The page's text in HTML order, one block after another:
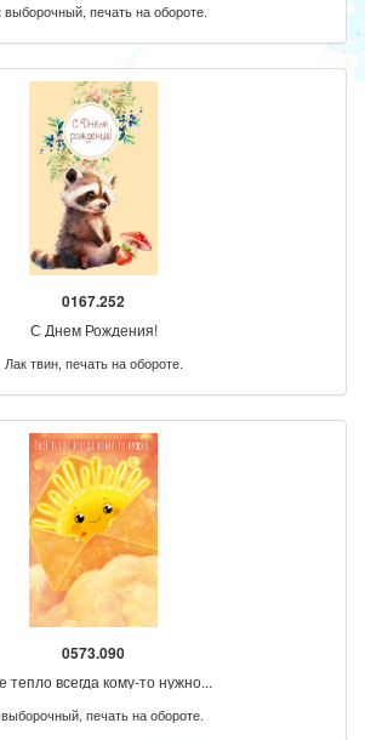
выборочный, печать на обороте.
0167.252
С Днем Рождения!
Лак твин, печать на обороте.
0573.090
тепло всегда кому-то нужно...
печать на обороте.